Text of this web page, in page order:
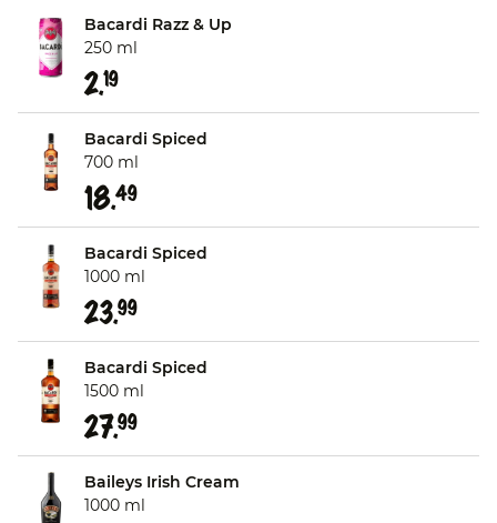
Bacardi Razz & Up
250 ml
2.19
Bacardi Spiced
700 ml
18.49
Bacardi Spiced
1000 ml
23.99
Bacardi Spiced
1500 ml
27.99
Baileys Irish Cream
1000 ml